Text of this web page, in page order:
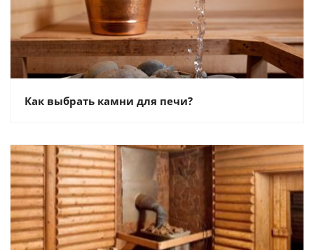
Как выбрать камни для печи?